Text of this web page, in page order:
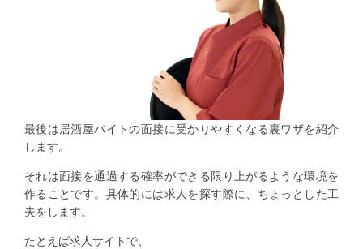
最後は居酒屋バイトの面接に受かりやすくなる裏ワザを紹介
します。
それは面接を通過する確率ができる限り上がるような環境を
作ることです。具体的には求人を探す際に、ちょっとした工
夫をします。
たとえば求人サイトで、